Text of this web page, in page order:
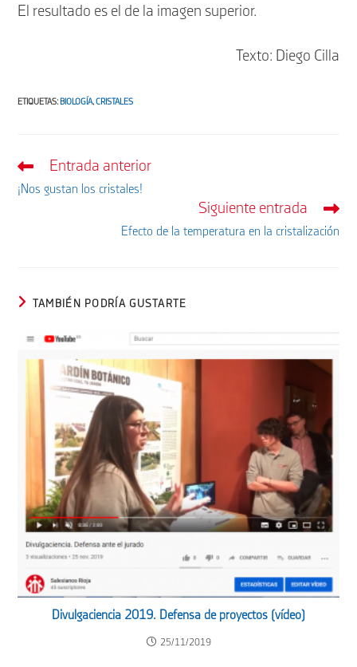
El resultado es el de la imagen superior.
Texto: Diego Cilla
ETIQUETAS: BIOLOGÍA, CRISTALES
Leer
artículos
Entrada anterior
¡Nos gustan los cristales!
Siguiente entrada
Efecto de la temperatura en la cristalización
TAMBIÉN PODRÍA GUSTARTE
Divulgaciencia 2019. Defensa de proyectos (vídeo)
25/11/2019